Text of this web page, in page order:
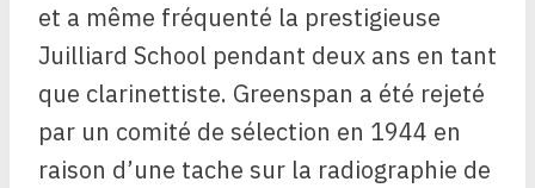
et a même fréquenté la prestigieuse
Juilliard School pendant deux ans en tant
que clarinettiste. Greenspan a été rejeté
par un comité de sélection en 1944 en
raison d’une tache sur la radiographie de